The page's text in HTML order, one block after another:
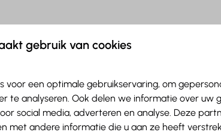
Sankt Anton?
stopt.
In de omgeving: 10km
gebruik van cookies
voor een optimale gebruikservaring, om
te analyseren. Ook delen we informatie over uw
social media, adverteren en analyse. Deze
met andere informatie die u aan ze heeft